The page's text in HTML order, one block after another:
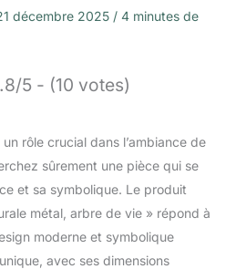
décembre 2025 / 4 minutes de
5 - (10 votes)
rôle crucial dans l’ambiance de
sûrement une pièce qui se
et sa symbolique. Le produit
métal, arbre de vie » répond à
moderne et symbolique
avec ses dimensions